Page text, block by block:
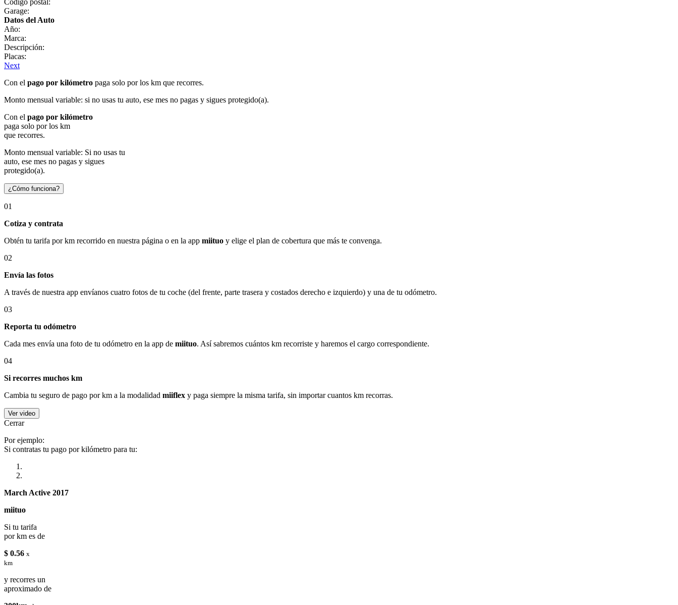
Garage:
Datos del Auto
Año:
Marca:
Descripción:
Placas:
Next
Con el pago por kilómetro paga solo por los km que recorres.
Monto mensual variable: si no usas tu auto, ese mes no pagas y sigues protegido(a).
Con el pago por kilómetro
paga solo por los km
que recorres.
Monto mensual variable: Si no usas tu
auto, ese mes no pagas y sigues
protegido(a).
¿Cómo funciona?
01
Cotiza y contrata
Obtén tu tarifa por km recorrido en nuestra página o en la app miituo y elige el plan de cobertura que más te convenga.
02
Envía las fotos
A través de nuestra app envíanos cuatro fotos de tu coche (del frente, parte trasera y costados derecho e izquierdo) y una de tu odómetro.
03
Reporta tu odómetro
Cada mes envía una foto de tu odómetro en la app de miituo. Así sabremos cuántos km recorriste y haremos el cargo correspondiente.
04
Si recorres muchos km
Cambia tu seguro de pago por km a la modalidad miiflex y paga siempre la misma tarifa, sin importar cuantos km recorras.
Ver video
Cerrar
Por ejemplo:
Si contratas tu pago por kilómetro para tu:
March Active 2017
miituo
Si tu tarifa
por km es de
$ 0.56 x
km
y recorres un
aproximado de